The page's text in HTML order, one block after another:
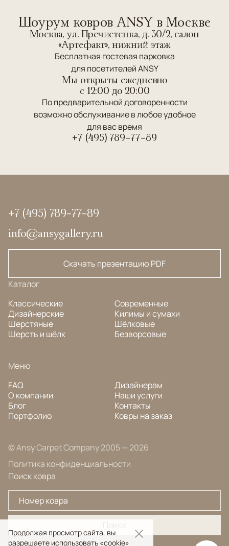
Шоурум ковров ANSY в Москве
Москва, ул. Пречистенка, д. 30/2, салон
«Артефакт», нижний этаж
Бесплатная гостевая парковка
для посетителей ANSY
Мы открыты ежедневно
c 12:00 до 20:00
По предварительной договоренности
возможно обслуживание в любое удобное
для вас время
+7 (495) 789-77-89
+7 (495) 789-77-89
info@ansygallery.ru
Скачать презентацию PDF
Каталог
Классические
Дизайнерские
Шерстяные
Шерсть и шёлк
Современные
Килимы и сумахи
Шёлковые
Безворсовые
Меню
FAQ
О компании
Блог
Портфолио
Дизайнерам
Наши услуги
Контакты
Ковры на заказ
© Ansy Carpet Company 2005 — 2026
Политика конфиденциальности
Поиск ковра
Продолжая просмотр сайта, вы
разрешаете использовать «cookie»